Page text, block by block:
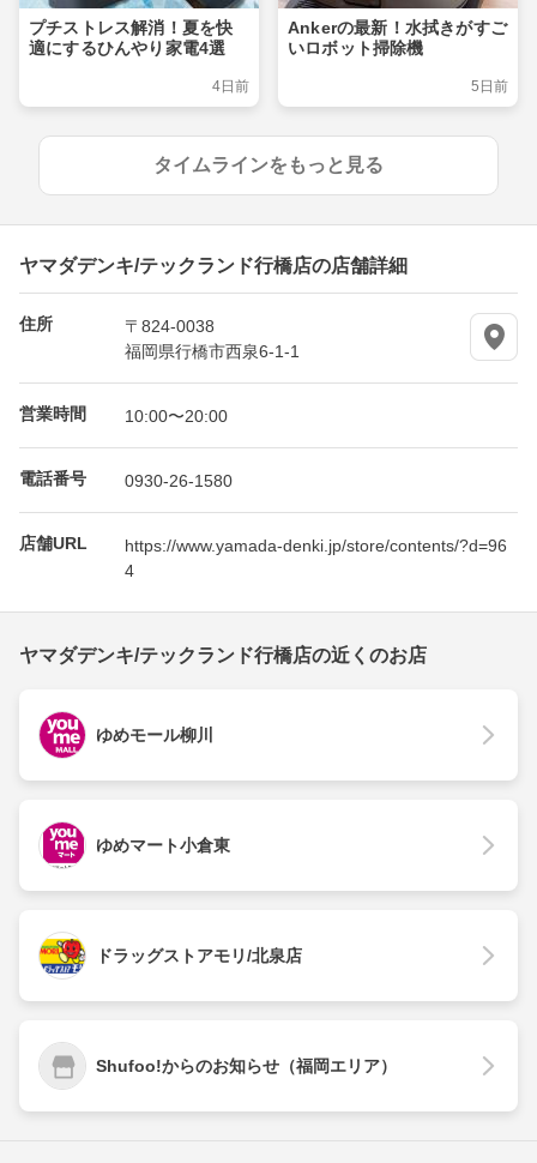
プチストレス解消！夏を快
適にするひんやり家電4選
4日前
Ankerの最新！水拭きがすご
いロボット掃除機
5日前
タイムラインをもっと見る
ヤマダデンキ/テックランド行橋店の店舗詳細
住所
〒824-0038
福岡県行橋市西泉6-1-1
営業時間 10:00〜20:00
電話番号 0930-26-1580
店舗URL
https://www.yamada-denki.jp/store/contents/?d=96
4
ヤマダデンキ/テックランド行橋店の近くのお店
ゆめモール柳川
ゆめマート小倉東
ドラッグストアモリ/北泉店
Shufoo!からのお知らせ（福岡エリア）